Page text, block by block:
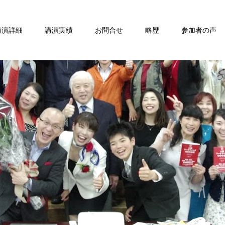
演詳細 講演実績 お問合せ 略歴 参加者の声